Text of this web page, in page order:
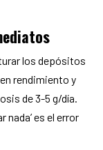
los depósitos
rendimiento y
de 3-5 g/día.
nada’ es el error